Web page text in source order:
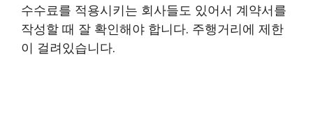
수수료를 적용시키는 회사들도 있어서 계약서를
작성할 때 잘 확인해야 합니다. 주행거리에 제한
이 걸려있습니다.